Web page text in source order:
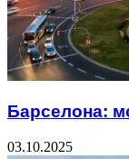
Барселона:
03.10.2025